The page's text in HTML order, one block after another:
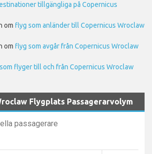
tillgängliga på Copernicus
om flyg som anländer till Copernicus Wroclaw
om flyg som avgår från Copernicus Wroclaw
flyger till och från Copernicus Wroclaw
Flygplats Passagerarvolym
passagerare